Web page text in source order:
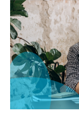
Inteligencia
artificial
y
cloud
computing:
¿qué
cambios
introduce
la